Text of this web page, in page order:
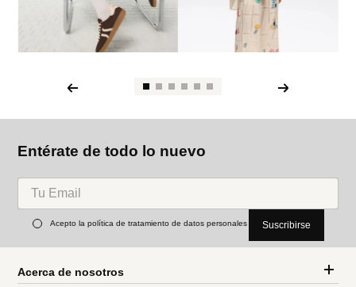
Entérate de todo lo nuevo
Acepto la política de tratamiento de datos personales Suscribirse
Acerca de nosotros